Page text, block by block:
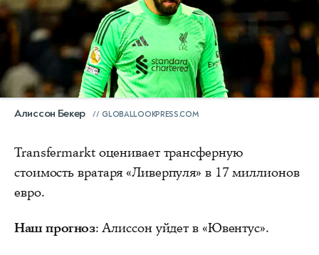
Алиссон Бекер GLOBALLOOKPRESS.COM
Transfermarkt оценивает трансферную
стоимость вратаря «Ливерпуля» в 17 миллионов
евро.
Наш прогноз: Алиссон уйдет в «Ювентус».